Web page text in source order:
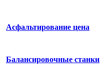
Асфальтирование цена
Балансировочные станки